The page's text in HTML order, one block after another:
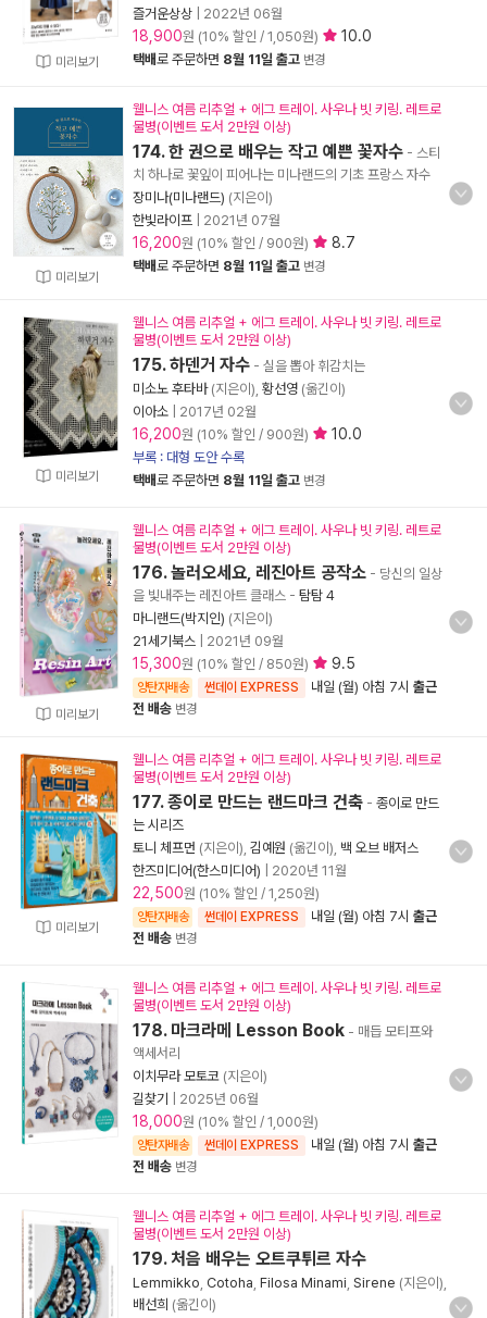
미리보기
즐거운상상
2022년 06월
18,900원 (10% 할인 / 1,050원) 10.0
택배로 주문하면 8월 11일 출고 변경
미리보기
웰니스 여름 리추얼 + 에그 트레이. 사우나 빗 키링. 레트로
물병(이벤트 도서 2만원 이상)
174. 한 권으로 배우는 작고 예쁜 꽃자수 - 스티
치 하나로 꽃잎이 피어나는 미나랜드의 기초 프랑스 자수
장미나(미나랜드) (지은이)
한빛라이프
2021년 07월
16,200원 (10% 할인 / 900원) 8.7
택배로 주문하면 8월 11일 출고 변경
미리보기
웰니스 여름 리추얼 + 에그 트레이. 사우나 빗 키링. 레트로
물병(이벤트 도서 2만원 이상)
175. 하덴거 자수 - 실을 뽑아 휘감치는
미소노 후타바(지은이), 황선영 (옮긴이)
이아소
2017년 02월
16,200원 (10% 할인 / 900원) 10.0
부록 : 대형 도안 수록
택배로 주문하면 8월 11일 출고 변경
미리보기
웰니스 여름 리추얼 + 에그 트레이. 사우나 빗 키링. 레트로
물병(이벤트 도서 2만원 이상)
176. 놀러오세요, 레진아트 공작소 - 당신의 일상
을 빛내주는 레진아트 클래스 - 탐탐 4
마니랜드(박지인) (지은이)
21세기북스
2021년 09월
15,300원 (10% 할인 / 850원) 9.5
양탄자배송 썬데이 EXPRESS 내일 (월) 아침 7시 출근
전 배송 변경
미리보기
웰니스 여름 리추얼 + 에그 트레이. 사우나 빗 키링. 레트로
물병(이벤트 도서 2만원 이상)
177. 종이로 만드는 랜드마크 건축 - 종이로 만드
는 시리즈
토니 체프먼 (지은이), 김예원 (옮긴이), 백 오브 배저스
한즈미디어(한스미디어)
2020년 11월
22,500원 (10% 할인 / 1,250원)
양탄자배송 썬데이 EXPRESS 내일 (월) 아침 7시 출근
전 배송 변경
웰니스 여름 리추얼 + 에그 트레이. 사우나 빗 키링. 레트로
물병(이벤트 도서 2만원 이상)
178. 마크라메 Lesson Book - 매듭 모티프와
액세서리
이치무라 모토코 (지은이)
길찾기
2025년 06월
18,000원 (10% 할인 / 1,000원)
양탄자배송 썬데이 EXPRESS 내일 (월) 아침 7시 출근
전 배송 변경
웰니스 여름 리추얼 + 에그 트레이. 사우나 빗 키링. 레트로
물병(이벤트 도서 2만원 이상)
179. 처음 배우는 오트쿠튀르 자수
Lemmikko Cotoha Filosa Minami Sirene (지은이),
배선희 (옮긴이)